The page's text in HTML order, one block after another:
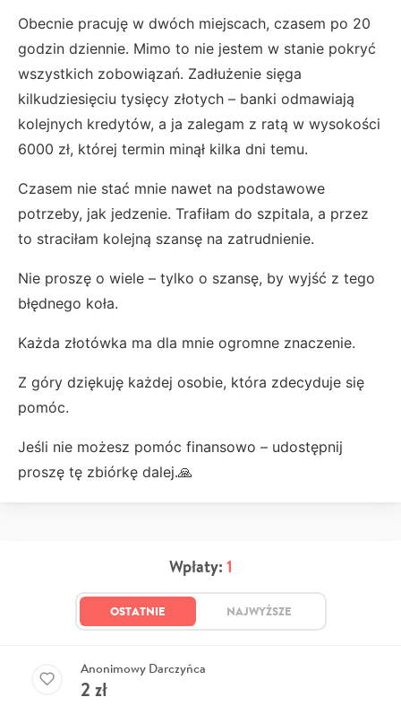
Obecnie pracuję w dwóch miejscach, czasem po 20
godzin dziennie. Mimo to nie jestem w stanie pokryć
wszystkich zobowiązań. Zadłużenie sięga
kilkudziesięciu tysięcy złotych – banki odmawiają
kolejnych kredytów, a ja zalegam z ratą w wysokości
6000 zł, której termin minął kilka dni temu.
Czasem nie stać mnie nawet na podstawowe
potrzeby, jak jedzenie. Trafiłam do szpitala, a przez
to straciłam kolejną szansę na zatrudnienie.
Nie proszę o wiele – tylko o szansę, by wyjść z tego
błędnego koła.
Każda złotówka ma dla mnie ogromne znaczenie.
Z góry dziękuję każdej osobie, która zdecyduje się
pomóc.
Jeśli nie możesz pomóc finansowo – udostępnij
proszę tę zbiórkę dalej.🙏
Wpłaty: 1
OSTATNIE NAJWYŻSZE
Anonimowy Darczyńca
2 zł